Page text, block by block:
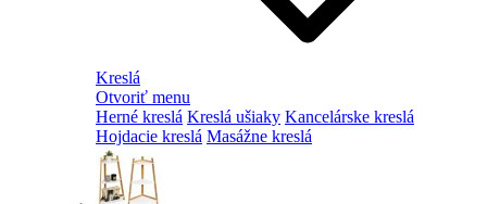
Kreslá
Otvoriť menu
Herné kreslá Kreslá ušiaky Kancelárske kreslá
Hojdacie kreslá Masážne kreslá